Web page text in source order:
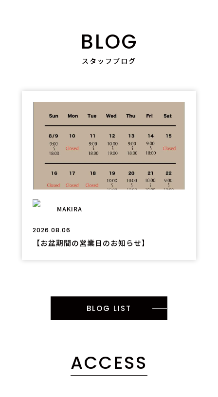
BLOG
スタッフブログ
MAKIRA
2026.08.06
【お盆期間の営業日のお知らせ】
BLOG LIST
ACCESS